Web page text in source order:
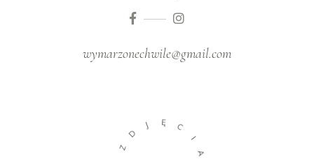
wymarzonechwile@gmail.com
Z
D
J Ę C
I
A